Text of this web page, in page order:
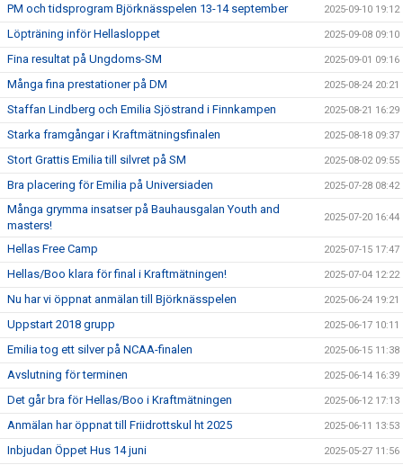
PM och tidsprogram Björknässpelen 13-14 september 2025-09-10 19:12
Löpträning inför Hellasloppet 2025-09-08 09:10
Fina resultat på Ungdoms-SM 2025-09-01 09:16
Många fina prestationer på DM 2025-08-24 20:21
Staffan Lindberg och Emilia Sjöstrand i Finnkampen 2025-08-21 16:29
Starka framgångar i Kraftmätningsfinalen 2025-08-18 09:37
Stort Grattis Emilia till silvret på SM 2025-08-02 09:55
Bra placering för Emilia på Universiaden 2025-07-28 08:42
Många grymma insatser på Bauhausgalan Youth and
masters!
2025-07-20 16:44
Hellas Free Camp 2025-07-15 17:47
Hellas/Boo klara för final i Kraftmätningen! 2025-07-04 12:22
Nu har vi öppnat anmälan till Björknässpelen 2025-06-24 19:21
Uppstart 2018 grupp 2025-06-17 10:11
Emilia tog ett silver på NCAA-finalen 2025-06-15 11:38
Avslutning för terminen 2025-06-14 16:39
Det går bra för Hellas/Boo i Kraftmätningen 2025-06-12 17:13
Anmälan har öppnat till Friidrottskul ht 2025 2025-06-11 13:53
Inbjudan Öppet Hus 14 juni 2025-05-27 11:56